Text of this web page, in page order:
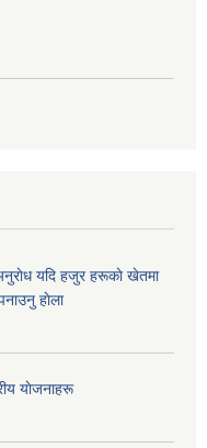
यदि हजुर हरूकाे खेतमा
हाेला
याेजनाहरू